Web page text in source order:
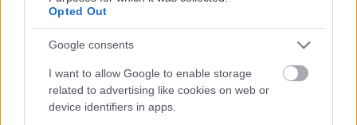
Opted Out
Google consents
I want to allow Google to enable storage
related to advertising like cookies on web or
device identifiers in apps.
Και να χαζεύεις την θάλασσα από το Κανόνι.